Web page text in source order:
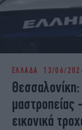
ΕΛΛΑΔΑ 13/06/
μαστροπείας
εικονικά